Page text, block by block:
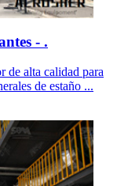
- .
de alta calidad para
de estaño ...